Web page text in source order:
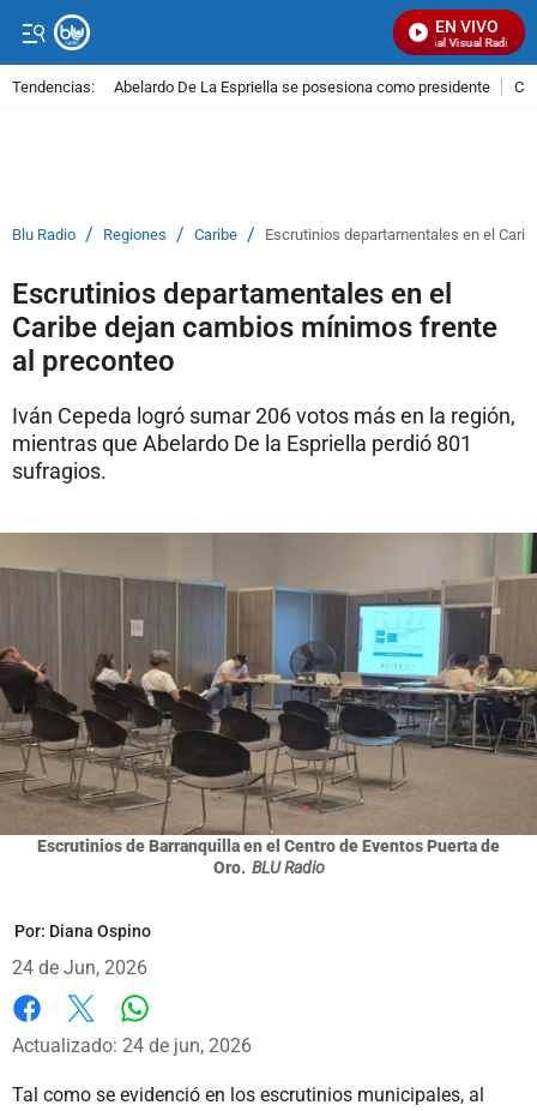
EN VIVO
Señal Visual Radio
Tendencias: Abelardo De La Espriella se posesiona como presidente
Blu Radio / Regiones / Caribe / Escrutinios departamentales en el
Escrutinios departamentales en el
Caribe dejan cambios mínimos frente
al preconteo
Iván Cepeda logró sumar 206 votos más en la región,
mientras que Abelardo De la Espriella perdió 801
sufragios.
Escrutinios de Barranquilla en el Centro de Eventos Puerta de
Oro. BLU Radio
Por: Diana Ospino
24 de Jun, 2026
Facebook
X
Actualizado: 24 de jun, 2026
Tal como se evidenció en los escrutinios municipales, al